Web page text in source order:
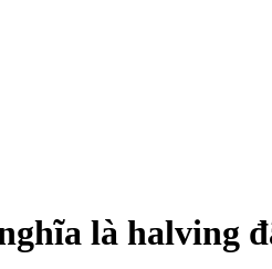
là halving